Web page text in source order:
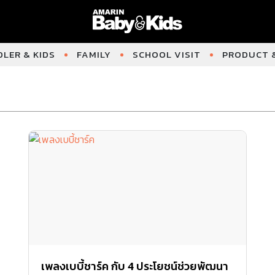
& KIDS FAMILY SCHOOL VISIT PRODUCT
เพลงเบบี้ชาร์ค กับ 4 ประโยชน์ช่วยพัฒนา